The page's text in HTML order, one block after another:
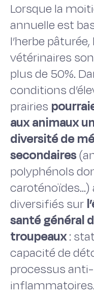
Lorsque la
annuelle est
l’herbe
vétérinaires
plus de 50%.
conditions
prairies
aux animaux
diversité de
secondaires
polyphénols
diversifiés sur
santé général
troupeaux:
capacité de
processus anti-
inflammatoires.